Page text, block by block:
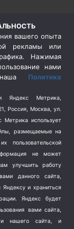
вашего опыта
рекламы или
Нажимая
нами
наша Политика
Яндекс Метрика,
Россия, Москва, ул.
использует
размещаемые на
пользовательской
не может
улучшить работу
данного сайта,
и храниться
Яндекс будет
вами сайта,
нашего сайта, и